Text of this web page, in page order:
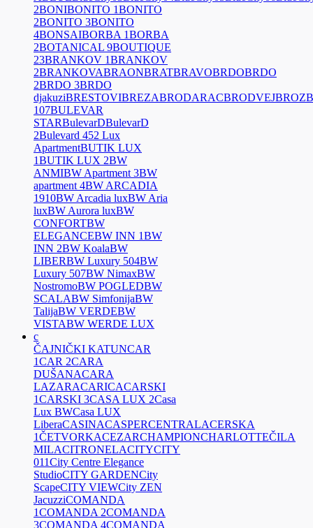
2BONIBONITO 1BONITO
2BONITO 3BONITO
4BONSAIBORBA 1BORBA
2BOTANICAL 9BOUTIQUE
23BRANKOV 1BRANKOV
2BRANKOVABRAONBRATBRAVOBRDOBRDO
2BRDO 3BRDO
djakuziBRESTOVIBREZABRODARACBRODVEJBROZ
107BULEVAR
STARBulevarDBulevarD
2Bulevard 452 Lux
ApartmentBUTIK LUX
1BUTIK LUX 2BW
ANMIBW Apartment 3BW
apartment 4BW ARCADIA
1910BW Arcadia luxBW Aria
luxBW Aurora luxBW
CONFORTBW
ELEGANCEBW INN 1BW
INN 2BW KoalaBW
LIBERBW Luxury 504BW
Luxury 507BW NimaxBW
NostromoBW POGLEDBW
SCALABW SimfonijaBW
TalijaBW VERDEBW
VISTABW WERDE LUX
c
ČAJNIČKI KATUNCAR
1CAR 2CARA
DUŠANACARA
LAZARACARICACARSKI
1CARSKI 3CASA LUX 2Casa
Lux BWCasa LUX
LiberaCASINACASPERCENTRALACERSKA
1ČETVORKACEZARCHAMPIONCHARLOTTEČILA
MILACITRONELACITYCITY
011City Centre Elegance
StudioCITY GARDENCity
ScapeCITY VIEWCity ZEN
JacuzziCOMANDA
1COMANDA 2COMANDA
3COMANDA 4COMANDA